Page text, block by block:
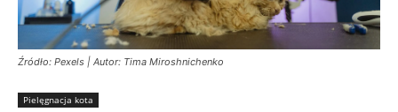
Źródło: Pexels | Autor: Tima Miroshnichenko
Pielęgnacja kota